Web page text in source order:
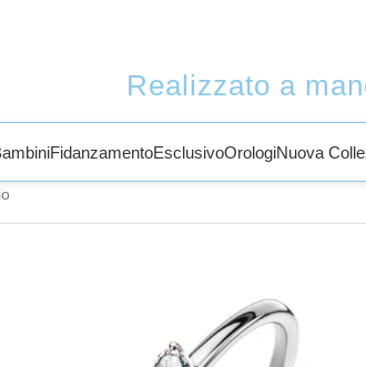
Realizzato a
FidanzamentoEsclusivoOrologiNuova